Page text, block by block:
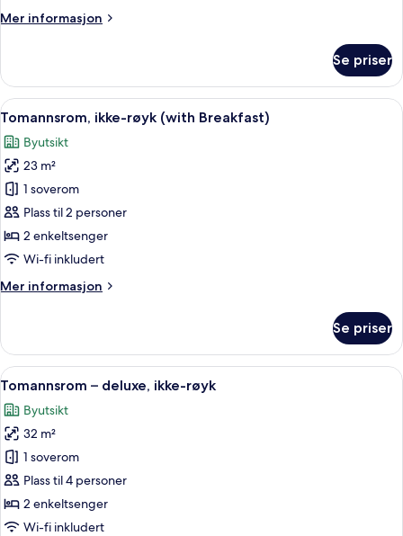
Mer informasjon
Mer
ikke-
røyk
(with
Se priser
Åpne
alle
bildene
av
Tomannsrom,
ikke-
røyk
(with
Sengetøy av topp kvalitet, safe på
9
Tomannsrom, ikke-røyk (with Breakfast)
Byutsikt
23 m²
1 soverom
Plass til 2 personer
2 enkeltsenger
Wi-fi inkludert
Mer informasjon
Mer
ikke-
røyk
(with
Se priser
Åpne
alle
bildene
av
Tomannsrom
–
deluxe,
ikke-
Sengetøy av topp kvalitet, safe på
6
Tomannsrom – deluxe, ikke-røyk
Byutsikt
32 m²
1 soverom
Plass til 4 personer
2 enkeltsenger
Wi-fi inkludert